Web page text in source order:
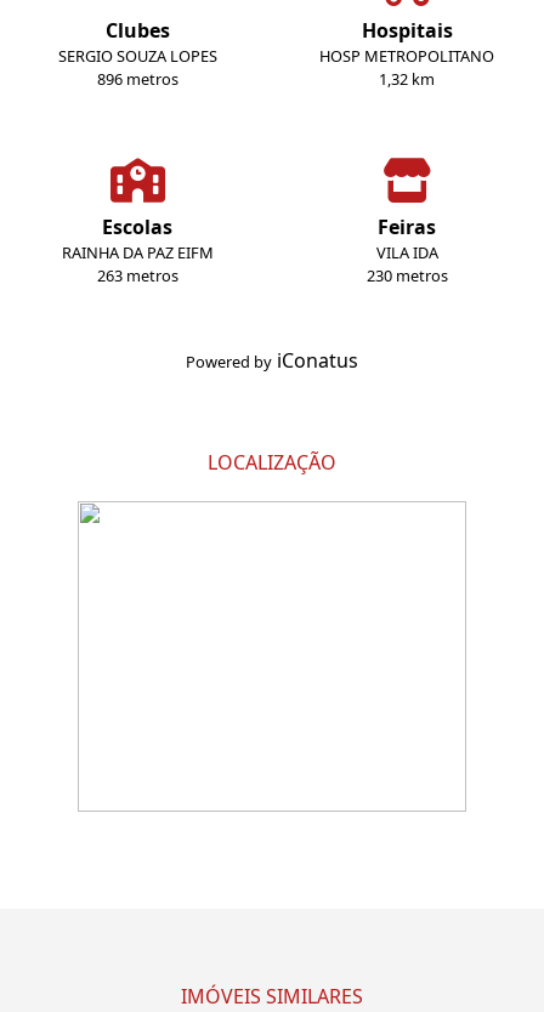
Clubes
SERGIO SOUZA LOPES
896 metros
Hospitais
HOSP METROPOLITANO
1,32 km
Escolas
RAINHA DA PAZ EIFM
263 metros
Feiras
VILA IDA
230 metros
Powered by iConatus
LOCALIZAÇÃO
IMÓVEIS SIMILARES